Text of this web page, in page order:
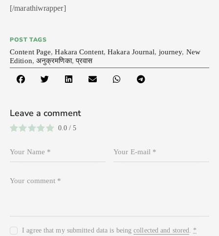
[/marathiwrapper]
POST TAGS
Content Page,Hakara Content,Hakara Journal, journey, New
Edition, अनुक्रमणिका,प्रवास
Leave a comment
0.0 / 5
I agree that my submitted data is beingcollected and stored *